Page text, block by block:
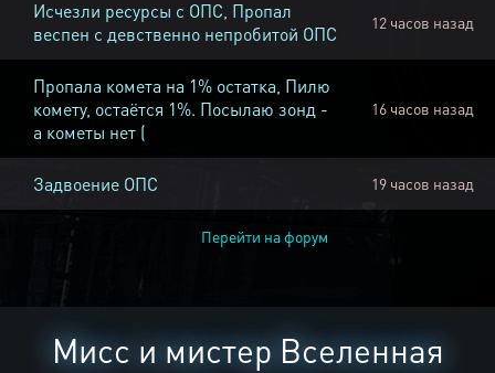
Исчезли ресурсы с ОПС, Пропал
веспен с девственно непробитой ОПС
12 часов назад
Пропала комета на 1% остатка, Пилю
комету, остаётся 1%. Посылаю зонд -
а кометы нет (
16 часов назад
Задвоение ОПС 19 часов назад
Перейти на форум
Мисс и мистер Вселенная